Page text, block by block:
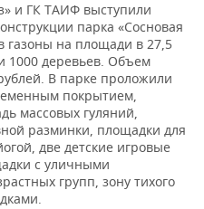
и ГК ТАИФ выступили
парка «Сосновая
газоны на площади в 27,5
1000 деревьев. Объем
В парке проложили
покрытием,
массовых гуляний,
разминки, площадки для
две детские игровые
с уличными
групп, зону тихого